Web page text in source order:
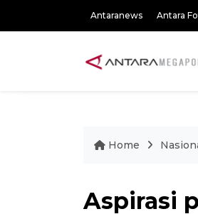
Antaranews Antara
Home
Aspirasi